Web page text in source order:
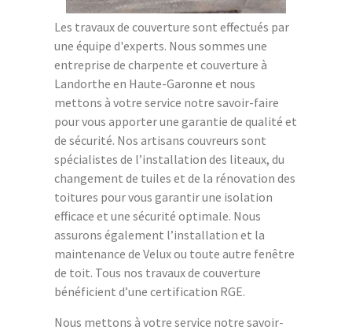
Les travaux de couverture sont effectués par
une équipe d'experts. Nous sommes une
entreprise de charpente et couverture à
Landorthe en Haute-Garonne et nous
mettons à votre service notre savoir-faire
pour vous apporter une garantie de qualité et
de sécurité. Nos artisans couvreurs sont
spécialistes de l’installation des liteaux, du
changement de tuiles et de la rénovation des
toitures pour vous garantir une isolation
efficace et une sécurité optimale. Nous
assurons également l’installation et la
maintenance de Velux ou toute autre fenêtre
de toit. Tous nos travaux de couverture
bénéficient d’une certification RGE.
Nous mettons à votre service notre savoir-